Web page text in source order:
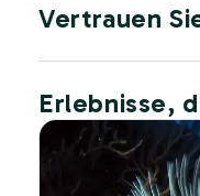
Vertrauen
Erlebnisse,